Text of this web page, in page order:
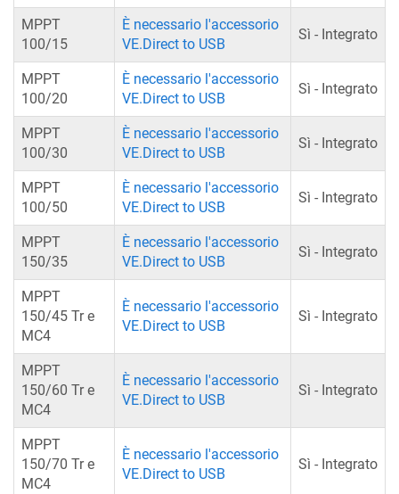
MPPT
100/15
È necessario l'accessorio
VE.Direct to USB
Sì - Integrato
MPPT
100/20
È necessario l'accessorio
VE.Direct to USB
Sì - Integrato
MPPT
100/30
È necessario l'accessorio
VE.Direct to USB
Sì - Integrato
MPPT
100/50
È necessario l'accessorio
VE.Direct to USB
Sì - Integrato
MPPT
150/35
È necessario l'accessorio
VE.Direct to USB
Sì - Integrato
MPPT
150/45 Tr e
MC4
È necessario l'accessorio
VE.Direct to USB
Sì - Integrato
MPPT
150/60 Tr e
MC4
È necessario l'accessorio
VE.Direct to USB
Sì - Integrato
MPPT
150/70 Tr e
MC4
È necessario l'accessorio
VE.Direct to USB
Sì - Integrato